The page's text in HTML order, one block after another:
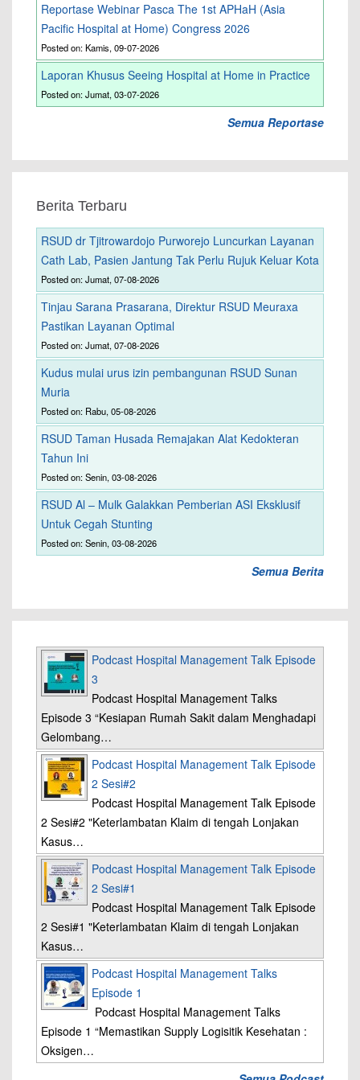
Reportase Webinar Pasca The 1st APHaH (Asia
Pacific Hospital at Home) Congress 2026
Posted on: Kamis, 09-07-2026
Laporan Khusus Seeing Hospital at Home in Practice
Posted on: Jumat, 03-07-2026
Semua Reportase
Berita Terbaru
RSUD dr Tjitrowardojo Purworejo Luncurkan Layanan
Cath Lab, Pasien Jantung Tak Perlu Rujuk Keluar Kota
Posted on: Jumat, 07-08-2026
Tinjau Sarana Prasarana, Direktur RSUD Meuraxa
Pastikan Layanan Optimal
Posted on: Jumat, 07-08-2026
Kudus mulai urus izin pembangunan RSUD Sunan
Muria
Posted on: Rabu, 05-08-2026
RSUD Taman Husada Remajakan Alat Kedokteran
Tahun Ini
Posted on: Senin, 03-08-2026
RSUD Al – Mulk Galakkan Pemberian ASI Eksklusif
Untuk Cegah Stunting
Posted on: Senin, 03-08-2026
Semua Berita
Podcast Hospital Management Talk Episode
3
Podcast Hospital Management Talks
Episode 3 “Kesiapan Rumah Sakit dalam Menghadapi
Gelombang…
Podcast Hospital Management Talk Episode
2 Sesi#2
Podcast Hospital Management Talk Episode
2 Sesi#2 "Keterlambatan Klaim di tengah Lonjakan
Kasus…
Podcast Hospital Management Talk Episode
2 Sesi#1
Podcast Hospital Management Talk Episode
2 Sesi#1 "Keterlambatan Klaim di tengah Lonjakan
Kasus…
Podcast Hospital Management Talks
Episode 1
Podcast Hospital Management Talks
Episode 1 “Memastikan Supply Logisitik Kesehatan :
Oksigen…